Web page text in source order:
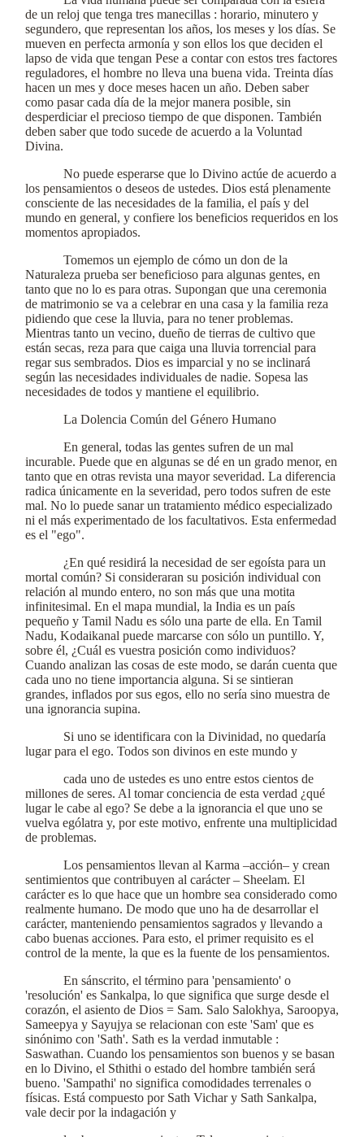
de un reloj que tenga tres manecillas : horario, minutero y
segundero, que representan los años, los meses y los días. Se
mueven en perfecta armonía y son ellos los que deciden el
lapso de vida que tengan Pese a contar con estos tres factores
reguladores, el hombre no lleva una buena vida. Treinta días
hacen un mes y doce meses hacen un año. Deben saber
como pasar cada día de la mejor manera posible, sin
desperdiciar el precioso tiempo de que disponen. También
deben saber que todo sucede de acuerdo a la Voluntad
Divina.
No puede esperarse que lo Divino actúe de acuerdo a
los pensamientos o deseos de ustedes. Dios está plenamente
consciente de las necesidades de la familia, el país y del
mundo en general, y confiere los beneficios requeridos en los
momentos apropiados.
Tomemos un ejemplo de cómo un don de la
Naturaleza prueba ser beneficioso para algunas gentes, en
tanto que no lo es para otras. Supongan que una ceremonia
de matrimonio se va a celebrar en una casa y la familia reza
pidiendo que cese la lluvia, para no tener problemas.
Mientras tanto un vecino, dueño de tierras de cultivo que
están secas, reza para que caiga una lluvia torrencial para
regar sus sembrados. Dios es imparcial y no se inclinará
según las necesidades individuales de nadie. Sopesa las
necesidades de todos y mantiene el equilibrio.
La Dolencia Común del Género Humano
En general, todas las gentes sufren de un mal
incurable. Puede que en algunas se dé en un grado menor, en
tanto que en otras revista una mayor severidad. La diferencia
radica únicamente en la severidad, pero todos sufren de este
mal. No lo puede sanar un tratamiento médico especializado
ni el más experimentado de los facultativos. Esta enfermedad
es el "ego".
¿En qué residirá la necesidad de ser egoísta para un
mortal común? Si consideraran su posición individual con
relación al mundo entero, no son más que una motita
infinitesimal. En el mapa mundial, la India es un país
pequeño y Tamil Nadu es sólo una parte de ella. En Tamil
Nadu, Kodaikanal puede marcarse con sólo un puntillo. Y,
sobre él, ¿Cuál es vuestra posición como individuos?
Cuando analizan las cosas de este modo, se darán cuenta que
cada uno no tiene importancia alguna. Si se sintieran
grandes, inflados por sus egos, ello no sería sino muestra de
una ignorancia supina.
Si uno se identificara con la Divinidad, no quedaría
lugar para el ego. Todos son divinos en este mundo y
cada uno de ustedes es uno entre estos cientos de
millones de seres. Al tomar conciencia de esta verdad ¿qué
lugar le cabe al ego? Se debe a la ignorancia el que uno se
vuelva ególatra y, por este motivo, enfrente una multiplicidad
de problemas.
Los pensamientos llevan al Karma –acción– y crean
sentimientos que contribuyen al carácter – Sheelam. El
carácter es lo que hace que un hombre sea considerado como
realmente humano. De modo que uno ha de desarrollar el
carácter, manteniendo pensamientos sagrados y llevando a
cabo buenas acciones. Para esto, el primer requisito es el
control de la mente, la que es la fuente de los pensamientos.
En sánscrito, el término para 'pensamiento' o
'resolución' es Sankalpa, lo que significa que surge desde el
corazón, el asiento de Dios = Sam. Salo Salokhya, Saroopya,
Sameepya y Sayujya se relacionan con este 'Sam' que es
sinónimo con 'Sath'. Sath es la verdad inmutable :
Saswathan. Cuando los pensamientos son buenos y se basan
en lo Divino, el Sthithi o estado del hombre también será
bueno. 'Sampathi' no significa comodidades terrenales o
físicas. Está compuesto por Sath Vichar y Sath Sankalpa,
vale decir por la indagación y